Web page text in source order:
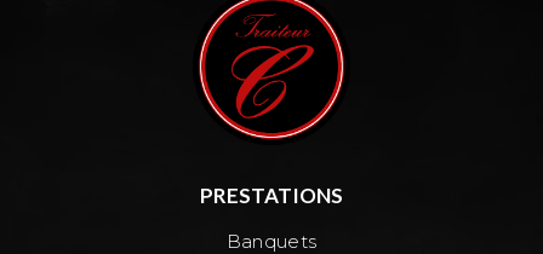
PRESTATIONS
Banquets